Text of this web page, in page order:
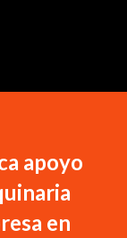
apoyo
en